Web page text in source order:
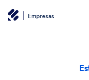
Empresas